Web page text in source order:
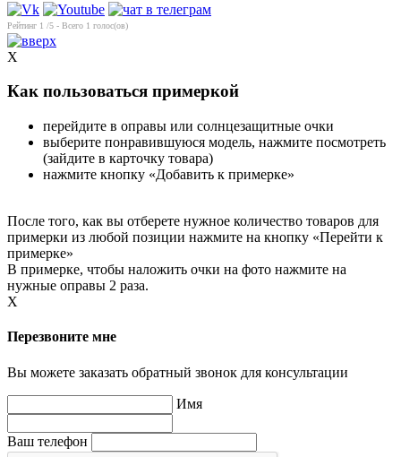
Рейтинг 1 /5 - Всего 1 голос(ов)
X
Как пользоваться примеркой
перейдите в оправы или солнцезащитные очки
выберите понравившуюся модель, нажмите посмотреть
(зайдите в карточку товара)
нажмите кнопку «Добавить к примерке»
После того, как вы отберете нужное количество товаров для
примерки из любой позиции нажмите на кнопку «Перейти к
примерке»
В примерке, чтобы наложить очки на фото нажмите на
нужные оправы 2 раза.
X
Перезвоните мне
Вы можете заказать обратный звонок для консультации
Имя
Ваш телефон